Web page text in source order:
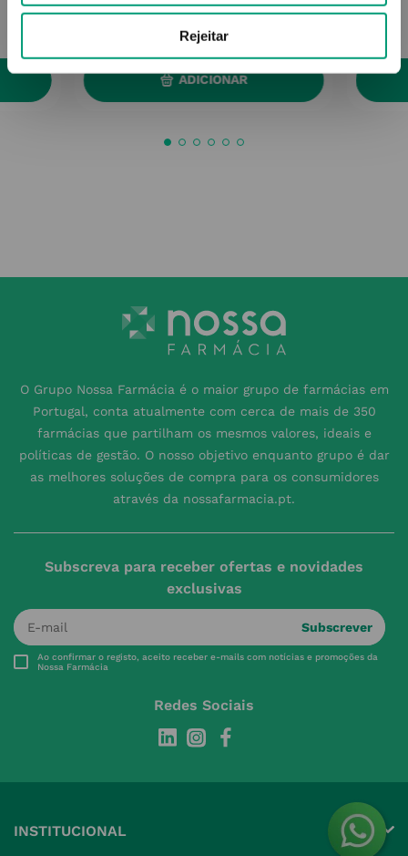
Rejeitar
41,20 €
ADICIONAR
O Grupo Nossa Farmácia é o maior grupo de farmácias em
Portugal, conta atualmente com cerca de mais de 350
farmácias que partilham os mesmos valores, ideais e
políticas de gestão. O nosso objetivo enquanto grupo é dar
as melhores soluções de compra para os consumidores
através da nossafarmacia.pt.
Subscreva para receber ofertas e novidades
exclusivas
Subscrever
Ao confirmar o registo, aceito receber e-mails com notícias e promoções da
Nossa Farmácia
Redes Sociais
INSTITUCIONAL